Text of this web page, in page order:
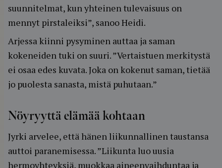
suunnitelmat, kun yhteinen tulevaisuus on
mennyt pirstaleiksi”, sanoo Heidi.
Arjessa kiinni pysyminen auttaa ja saman
kokeneiden tuki on suuri. ”Vertaistuen merkitystä
ei osaa edes kuvata. Joka on kokenut saman, tietää
jo puolesta sanasta, mistä puhutaan.”
Nöyryyttä elämää kohtaan
Jyrki arvelee, että hänen liikunnallinen taustansa
auttoi paranemisessa. ”Liikunta luo uusia
hermoyhteyksiä, muokkaa aineenvaihduntaa ja